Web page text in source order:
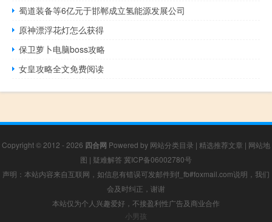
蜀道装备等6亿元于邯郸成立氢能源发展公司
原神漂浮花灯怎么获得
保卫萝卜电脑boss攻略
女皇攻略全文免费阅读
Copyright © 2012 - 2026 四合网 Powered by 网站分类目录 | 精选推荐文章 | 网站地
图 | 疑难解答 冀ICP备06002780号
声明：本站内容来自互联网，如信息有错误可发邮件到f_fb#foxmail.com说明，我们
会及时纠正，谢谢
本站仅为个人兴趣爱好，不接盈利性广告及商业合作
小男孩